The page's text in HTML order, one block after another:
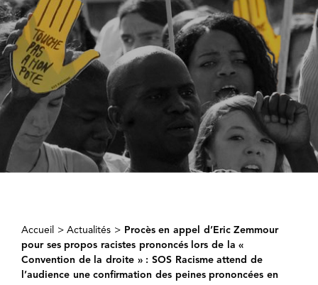
Accueil >Actualités > Procès en appel d’Eric Zemmour
pour ses propos racistes prononcés lors de la «
Convention de la droite » : SOS Racisme attend de
l’audience une confirmation des peines prononcées en